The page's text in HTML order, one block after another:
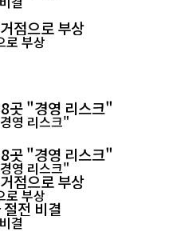
점으로 부상
곳 "경영 리스크"
곳 "경영 리스크"
점으로 부상
전 비결